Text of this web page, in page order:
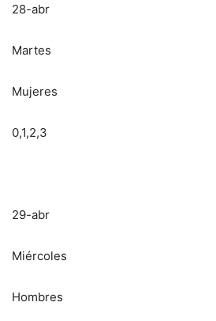
28-abr
Martes
Mujeres
0,1,2,3
29-abr
Miércoles
Hombres